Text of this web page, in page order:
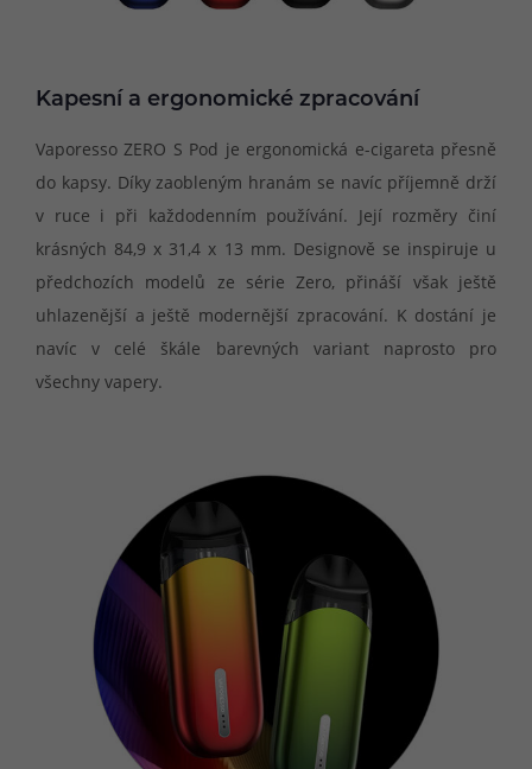
Kapesní a ergonomické zpracování
Vaporesso ZERO S Pod je ergonomická e-cigareta přesně
do kapsy. Díky zaobleným hranám se navíc příjemně drží
v ruce i při každodenním používání. Její rozměry činí
krásných 84,9 x 31,4 x 13 mm. Designově se inspiruje u
předchozích modelů ze série Zero, přináší však ještě
uhlazenější a ještě modernější zpracování. K dostání je
navíc v celé škále barevných variant naprosto pro
všechny vapery.